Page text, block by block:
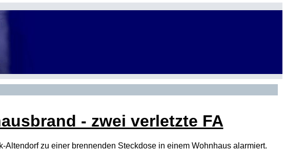
- zwei verletzte FA
zu einer brennenden Steckdose in einem Wohnhaus alarmiert.